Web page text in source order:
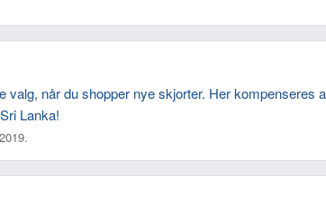
valg, når du shopper nye skjorter. Her kompenseres
Lanka!